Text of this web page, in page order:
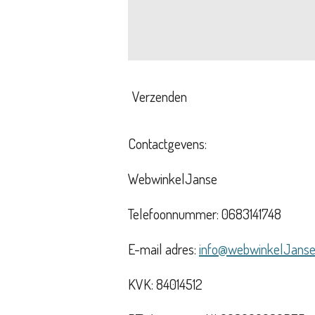
Verzenden
Contactgevens:
WebwinkelJanse
Telefoonnummer: 0683141748
E-mail adres:
KVK: 84014512